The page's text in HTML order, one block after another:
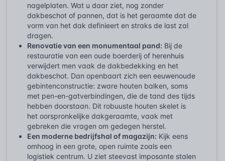
nagelplaten. Wat u daar ziet, nog zonder
dakbeschot of pannen, dat is het geraamte dat de
vorm van het dak definieert en straks de last zal
dragen.
Renovatie van een monumentaal pand: Bij de
restauratie van een oude boerderij of herenhuis
verwijdert men vaak de dakbedekking en het
dakbeschot. Dan openbaart zich een eeuwenoude
gebintenconstructie: zware houten balken, soms
met pen-en-gatverbindingen, die de tand des tijds
hebben doorstaan. Dit robuuste houten skelet is
het oorspronkelijke dakgeraamte, vaak met
gebreken die vragen om gedegen herstel.
Een moderne bedrijfshal of magazijn: Kijk eens
omhoog in een grote, open ruimte zoals een
logistiek centrum. U ziet steevast imposante stalen